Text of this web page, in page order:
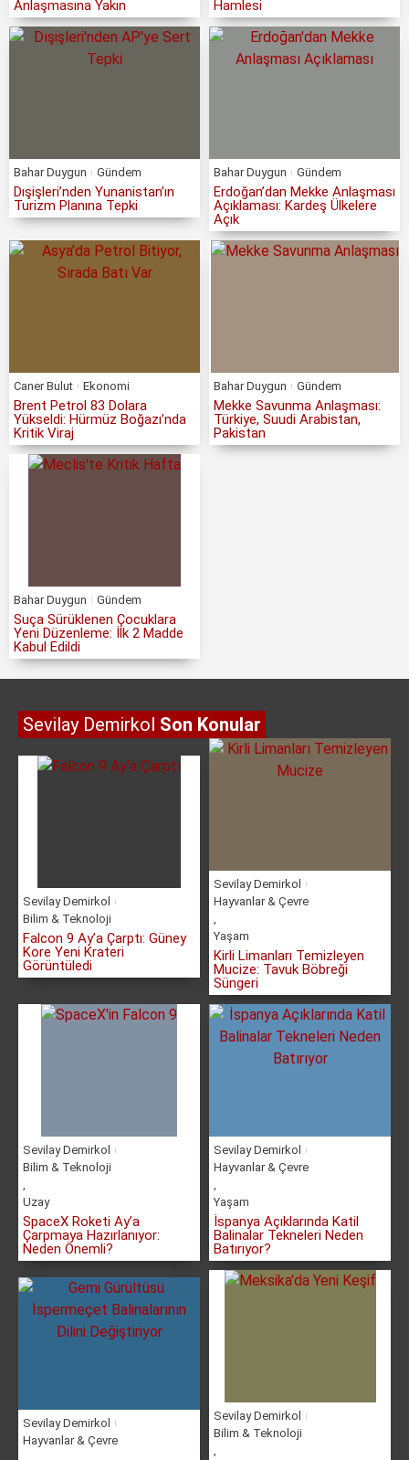
Anlaşmasına Yakın
Hamlesi
Bahar Duygun Gündem
Dışişleri’nden Yunanistan’ın
Turizm Planına Tepki
Bahar Duygun Gündem
Erdoğan’dan Mekke Anlaşması
Açıklaması: Kardeş Ülkelere
Açık
Caner Bulut Ekonomi
Brent Petrol 83 Dolara
Yükseldi: Hürmüz Boğazı’nda
Kritik Viraj
Bahar Duygun Gündem
Mekke Savunma Anlaşması:
Türkiye, Suudi Arabistan,
Pakistan
Bahar Duygun Gündem
Suça Sürüklenen Çocuklara
Yeni Düzenleme: İlk 2 Madde
Kabul Edildi
Sevilay Demirkol Son Konular
Sevilay Demirkol
Bilim & Teknoloji
Falcon 9 Ay’a Çarptı: Güney
Kore Yeni Krateri
Görüntüledi
Sevilay Demirkol
Hayvanlar & Çevre
,
Yaşam
Kirli Limanları Temizleyen
Mucize: Tavuk Böbreği
Süngeri
Sevilay Demirkol
Bilim & Teknoloji
,
Uzay
SpaceX Roketi Ay’a
Çarpmaya Hazırlanıyor:
Neden Önemli?
Sevilay Demirkol
Hayvanlar & Çevre
,
Yaşam
İspanya Açıklarında Katil
Balinalar Tekneleri Neden
Batırıyor?
Sevilay Demirkol
Hayvanlar & Çevre
Sevilay Demirkol
Bilim & Teknoloji
,